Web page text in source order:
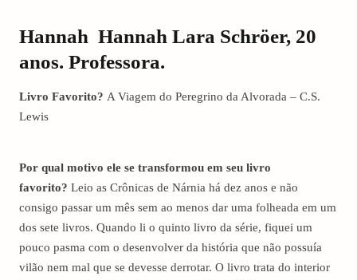
Hannah Hannah Lara Schröer, 20
anos. Professora.
Livro Favorito? A Viagem do Peregrino da Alvorada – C.S.
Lewis
Por qual motivo ele se transformou em seu livro
favorito? Leio as Crônicas de Nárnia há dez anos e não
consigo passar um mês sem ao menos dar uma folheada em um
dos sete livros. Quando li o quinto livro da série, fiquei um
pouco pasma com o desenvolver da história que não possuía
vilão nem mal que se devesse derrotar. O livro trata do interior